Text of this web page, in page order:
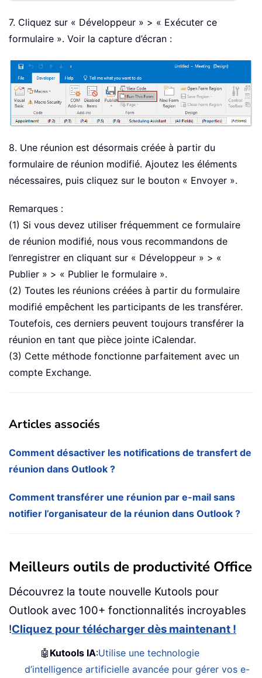
7. Cliquez sur « Développeur » > « Exécuter ce
formulaire ». Voir la capture d’écran :
8. Une réunion est désormais créée à partir du
formulaire de réunion modifié. Ajoutez les éléments
nécessaires, puis cliquez sur le bouton « Envoyer ».
Remarques :
(1) Si vous devez utiliser fréquemment ce formulaire
de réunion modifié, nous vous recommandons de
l’enregistrer en cliquant sur « Développeur » > «
Publier » > « Publier le formulaire ».
(2) Toutes les réunions créées à partir du formulaire
modifié empêchent les participants de les transférer.
Toutefois, ces derniers peuvent toujours transférer la
réunion en tant que pièce jointe iCalendar.
(3) Cette méthode fonctionne parfaitement avec un
compte Exchange.
Articles associés
Comment désactiver les notifications de transfert de
réunion dans Outlook ?
Comment transférer une réunion par e-mail sans
notifier l’organisateur de la réunion dans Outlook ?
Meilleurs outils de productivité Office
Découvrez la toute nouvelle Kutools pour
Outlook avec 100+ fonctionnalités incroyables
!Cliquez pour télécharger dès maintenant !
🤖 Kutools IA:Utilise une technologie
d’intelligence artificielle avancée pour gérer vos e-